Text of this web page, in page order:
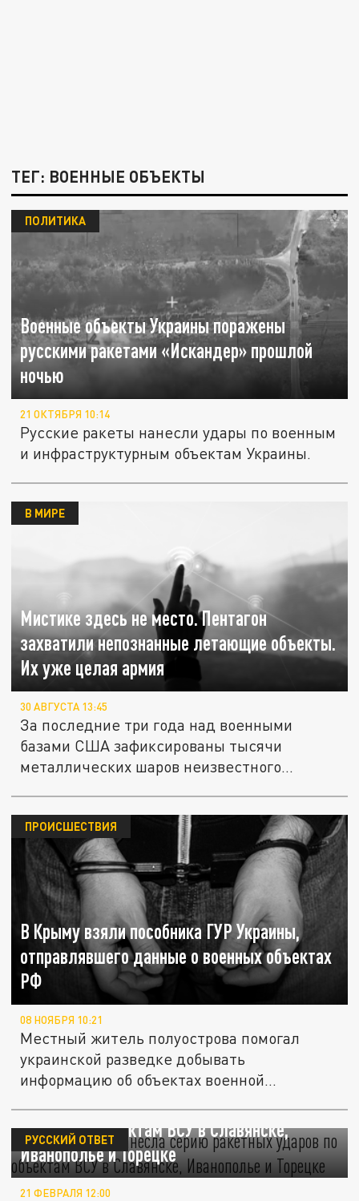
ТЕГ: ВОЕННЫЕ ОБЪЕКТЫ
Военные объекты Украины поражены
русскими ракетами «Искандер» прошлой
ночью
ПОЛИТИКА
21 ОКТЯБРЯ 10:14
Русские ракеты нанесли удары по военным
и инфраструктурным объектам Украины.
Мистике здесь не место. Пентагон
захватили непознанные летающие объекты.
Их уже целая армия
В МИРЕ
30 АВГУСТА 13:45
За последние три года над военными
базами США зафиксированы тысячи
металлических шаров неизвестного...
В Крыму взяли пособника ГУР Украины,
отправлявшего данные о военных объектах
РФ
ПРОИСШЕСТВИЯ
08 НОЯБРЯ 10:21
Местный житель полуострова помогал
украинской разведке добывать
информацию об объектах военной
Армия России нанесла серию ракетных
ударов по объектам ВСУ в Славянске,
Иванополье и Торецке
РУССКИЙ ОТВЕТ
21 ФЕВРАЛЯ 12:00